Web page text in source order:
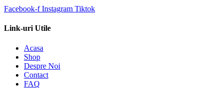
Facebook-f Instagram Tiktok
Link-uri Utile
Acasa
Shop
Despre Noi
Contact
FAQ